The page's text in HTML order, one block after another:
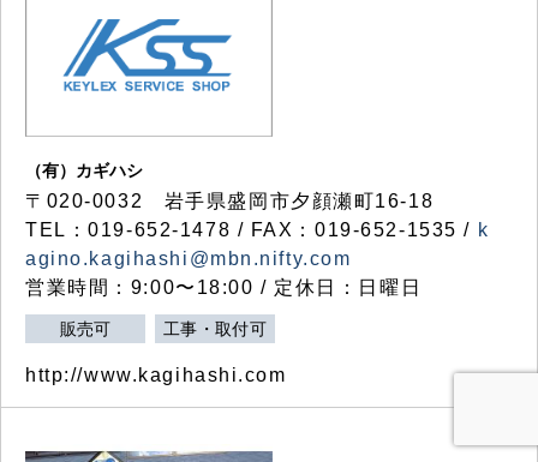
（有）カギハシ
〒020-0032 岩手県盛岡市夕顔瀬町16-18
TEL：019-652-1478 / FAX：019-652-1535 / k
agino.kagihashi@mbn.nifty.com
営業時間：9:00〜18:00 / 定休日：日曜日
販売可 工事・取付可
http://www.kagihashi.com